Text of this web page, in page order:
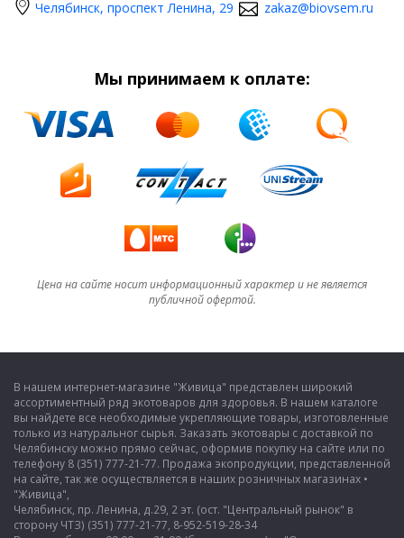
Челябинск, проспект Ленина, 29 zakaz@biovsem.ru
Мы принимаем к оплате:
Цена на сайте носит информационный характер и не является
публичной офертой.
В нашем интернет-магазине "Живица" представлен широкий
ассортиментный ряд экотоваров для здоровья. В нашем каталоге
вы найдете все необходимые укрепляющие товары, изготовленные
только из натуральног сырья. Заказать экотовары с доставкой по
Челябинску можно прямо сейчас, оформив покупку на сайте или по
телефону 8 (351) 777-21-77. Продажа экопродукции, представленной
на сайте, так же осуществляется в наших розничных магазинах •
"Живица",
Челябинск, пр. Ленина, д.29, 2 эт. (ост. "Центральный рынок" в
сторону ЧТЗ) (351) 777-21-77, 8-952-519-28-34